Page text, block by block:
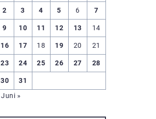
2 3 4 5 6 7
9 10 11 12 13 14
16 17 18 19 20 21
23 24 25 26 27 28
30
31
Juni »